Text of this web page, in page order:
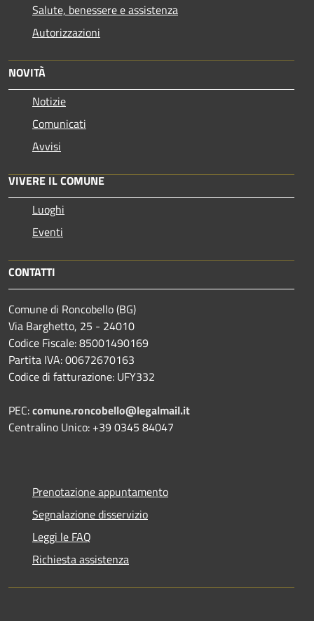
Salute, benessere e assistenza
Autorizzazioni
NOVITÀ
Notizie
Comunicati
Avvisi
VIVERE IL COMUNE
Luoghi
Eventi
CONTATTI
Comune di Roncobello (BG)
Via Barghetto, 25 - 24010
Codice Fiscale: 85001490169
Partita IVA: 00672670163
Codice di fatturazione: UFY332
PEC:comune.roncobello@legalmail.it
Centralino Unico: +39 0345 84047
Prenotazione appuntamento
Segnalazione disservizio
Leggi le FAQ
Richiesta assistenza